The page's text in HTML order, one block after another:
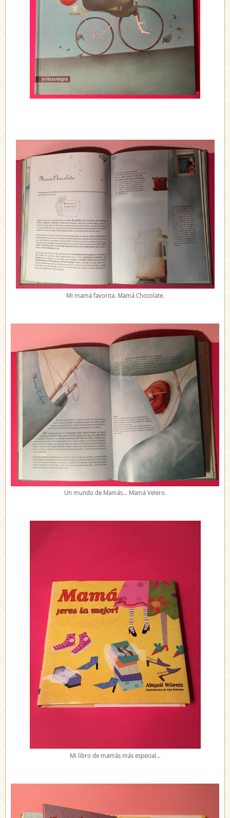
Mi mamá favorita. Mamá Chocolate.
Un mundo de Mamás… Mamá Velero.
Mi libro de mamás más especial…